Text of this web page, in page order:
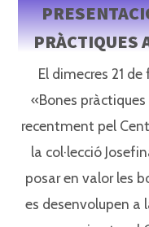
PRÀCTIQUES
El dimecres 21
«Bones pràctiques
recentment pel
la col·lecció
posar en valor les
es desenvolupen a